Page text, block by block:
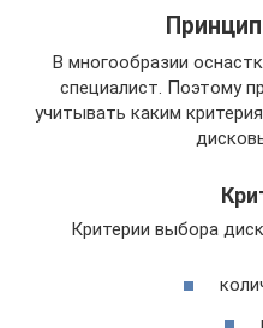
В многообразии
специалист. Поэтому
учитывать каким
Критерии выбора